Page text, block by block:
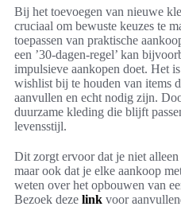
Bij het toevoegen van nieuwe
cruciaal om bewuste keuzes te
toepassen van praktische
een ’30-dagen-regel’ kan
impulsieve aankopen doet. Het
wishlist bij te houden van items
aanvullen en echt nodig zijn.
duurzame kleding die blijft
levensstijl.
Dit zorgt ervoor dat je niet
maar ook dat je elke aankoop
weten over het opbouwen van
Bezoek deze link voor